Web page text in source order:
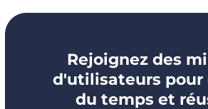
Rejoignez des
d'utilisateurs pour
du temps et